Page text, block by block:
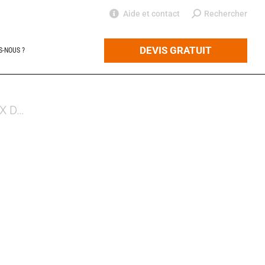
Aide et contact Search:
Rechercher
NOUS ? DEVIS GRATUIT
D…